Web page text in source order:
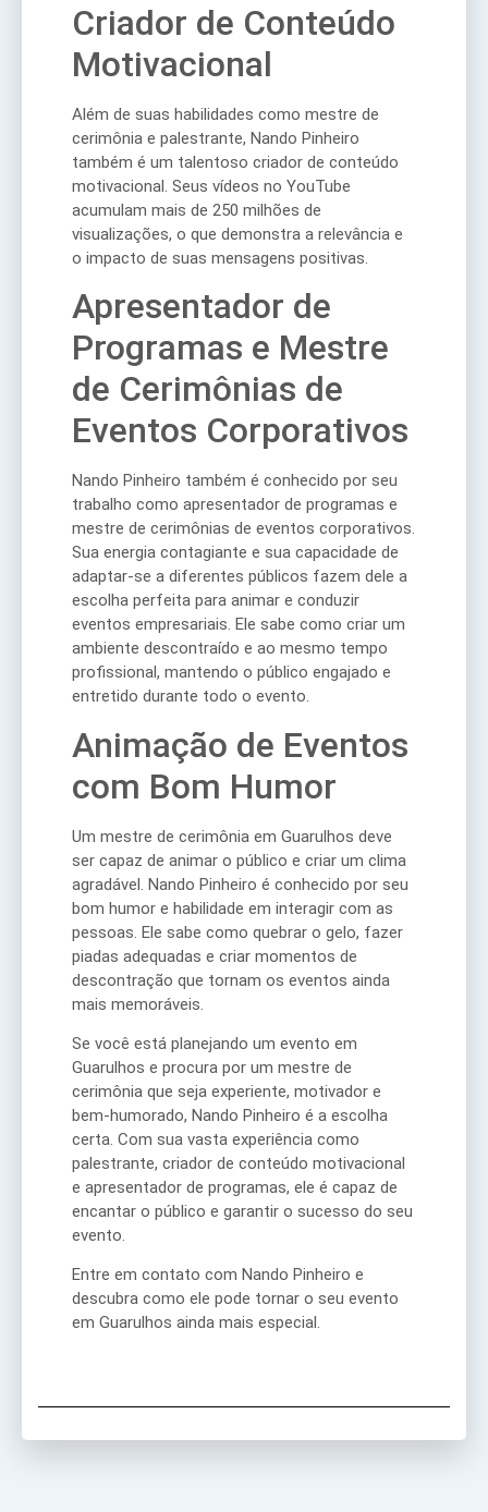
Criador de Conteúdo
Motivacional
Além de suas habilidades como mestre de
cerimônia e palestrante, Nando Pinheiro
também é um talentoso criador de conteúdo
motivacional. Seus vídeos no YouTube
acumulam mais de 250 milhões de
visualizações, o que demonstra a relevância e
o impacto de suas mensagens positivas.
Apresentador de
Programas e Mestre
de Cerimônias de
Eventos Corporativos
Nando Pinheiro também é conhecido por seu
trabalho como apresentador de programas e
mestre de cerimônias de eventos corporativos.
Sua energia contagiante e sua capacidade de
adaptar-se a diferentes públicos fazem dele a
escolha perfeita para animar e conduzir
eventos empresariais. Ele sabe como criar um
ambiente descontraído e ao mesmo tempo
profissional, mantendo o público engajado e
entretido durante todo o evento.
Animação de Eventos
com Bom Humor
Um mestre de cerimônia em Guarulhos deve
ser capaz de animar o público e criar um clima
agradável. Nando Pinheiro é conhecido por seu
bom humor e habilidade em interagir com as
pessoas. Ele sabe como quebrar o gelo, fazer
piadas adequadas e criar momentos de
descontração que tornam os eventos ainda
mais memoráveis.
Se você está planejando um evento em
Guarulhos e procura por um mestre de
cerimônia que seja experiente, motivador e
bem-humorado, Nando Pinheiro é a escolha
certa. Com sua vasta experiência como
palestrante, criador de conteúdo motivacional
e apresentador de programas, ele é capaz de
encantar o público e garantir o sucesso do seu
evento.
Entre em contato com Nando Pinheiro e
descubra como ele pode tornar o seu evento
em Guarulhos ainda mais especial.